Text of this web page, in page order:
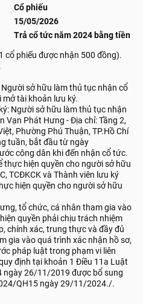
Cổ phiếu
15/05/2026
Trả cổ tức năm 2024 bằng tiền
cổ phiếu được nhận 500 đồng).
sở hữu làm thủ tục nhận cổ
tài khoản lưu ký.
Người sở hữu làm thủ tục nhận
Vạn Phát Hưng - Địa chỉ: Tầng 2,
Phường Phú Thuận, TP.Hồ Chí
tuần, bắt đầu từ ngày
công dân khi đến nhận cổ tức.
hiện quyền cho người sở hữu
TCĐKCK và Thành viên lưu ký
hiện quyền cho người sở hữu
tổ chức, cá nhân tham gia vào
quyền phải chịu trách nhiệm
chính xác, trung thực và đầy đủ
gia vào quá trình xác nhận hồ sơ,
pháp luật trong phạm vi liên
định tại khoản 1 Điều 11a Luật
26/11/2019 được bổ sung
QH15 ngày 29/11/2024./.